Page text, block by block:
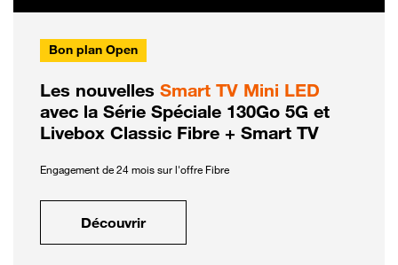
Bon plan Open
Les nouvelles Smart TV Mini LED
avec la Série Spéciale 130Go 5G et
Livebox Classic Fibre + Smart TV
Engagement de 24 mois sur l'offre Fibre
Découvrir